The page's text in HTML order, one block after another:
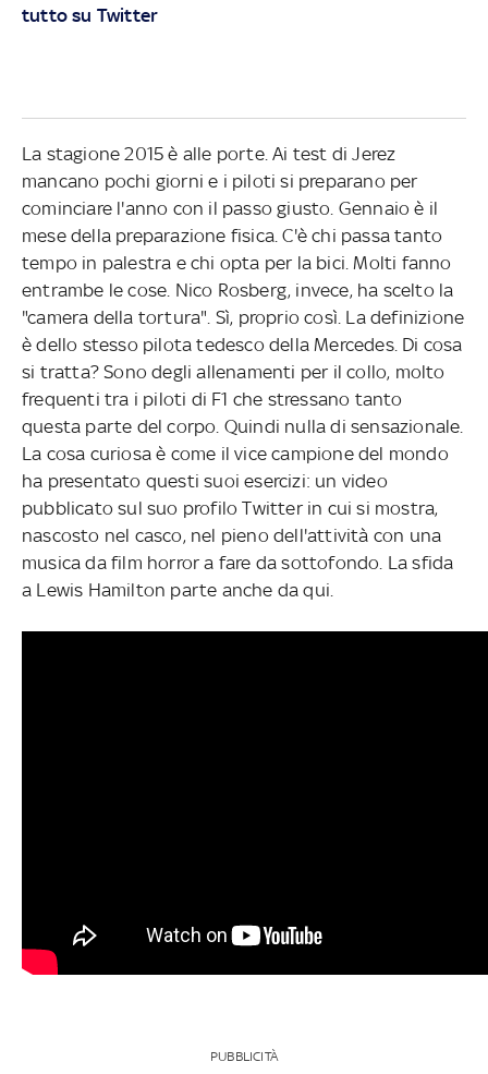
tutto su Twitter
La stagione 2015 è alle porte. Ai test di Jerez
mancano pochi giorni e i piloti si preparano per
cominciare l'anno con il passo giusto. Gennaio è il
mese della preparazione fisica. C'è chi passa tanto
tempo in palestra e chi opta per la bici. Molti fanno
entrambe le cose. Nico Rosberg, invece, ha scelto la
"camera della tortura". Sì, proprio così. La definizione
è dello stesso pilota tedesco della Mercedes. Di cosa
si tratta? Sono degli allenamenti per il collo, molto
frequenti tra i piloti di F1 che stressano tanto
questa parte del corpo. Quindi nulla di sensazionale.
La cosa curiosa è come il vice campione del mondo
ha presentato questi suoi esercizi: un video
pubblicato sul suo profilo Twitter in cui si mostra,
nascosto nel casco, nel pieno dell'attività con una
musica da film horror a fare da sottofondo. La sfida
a Lewis Hamilton parte anche da qui.
PUBBLICITÀ